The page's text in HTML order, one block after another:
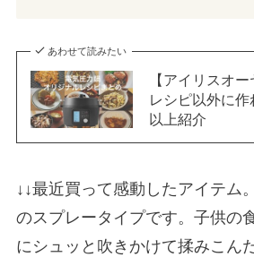
あわせて読みたい
【アイリスオ
レシピ以外に
以上紹介
↓↓最近買って感動したアイテム
のスプレータイプです。子供の
にシュッと吹きかけて揉みこん